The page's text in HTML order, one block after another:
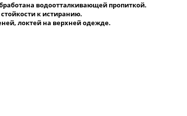
водоотталкивающей пропиткой.
к истиранию.
локтей на верхней одежде.